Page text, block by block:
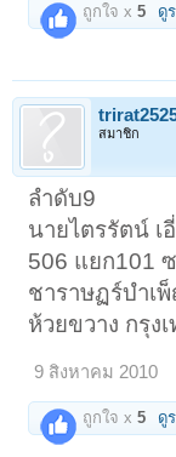
ถูกใจ x5 ดู
สมาชิก
ลำดับ9
นายไตรรัตน์ เ
506 แยก101
ชาราษฏร์บำเ
ห้วยขวาง กรุง
9 สิงหาคม 2010
ถูกใจ x5 ดู